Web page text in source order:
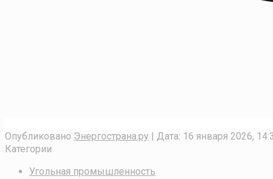
Опубликовано Энергострана.ру | Дата: 16 января 2026,
Категории
Угольная промышленность